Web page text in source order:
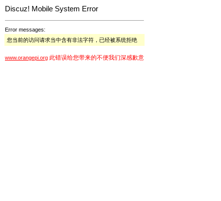
Discuz! Mobile System Error
Error messages:
您当前的访问请求当中含有非法字符，已经被系统拒绝
www.orangepi.org 此错误给您带来的不便我们深感歉意